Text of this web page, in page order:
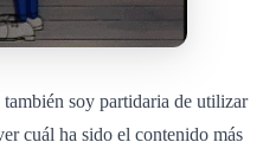
soy partidaria de utilizar
cuál ha sido el contenido más